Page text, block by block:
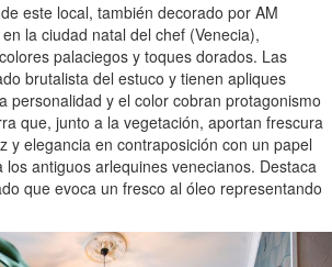
este local, también decorado por AM
la ciudad natal del chef (Venecia),
palaciegos y toques dorados. Las
brutalista del estuco y tienen apliques
personalidad y el color cobran protagonismo
que, junto a la vegetación, aportan frescura
y elegancia en contraposición con un papel
antiguos arlequines venecianos. Destaca
que evoca un fresco al óleo representando